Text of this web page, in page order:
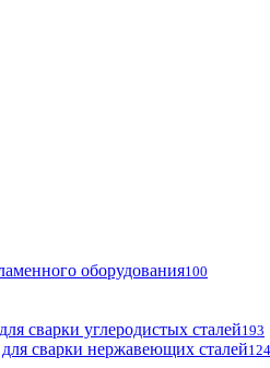
оборудования100
сварки углеродистых сталей193
сварки нержавеющих сталей124